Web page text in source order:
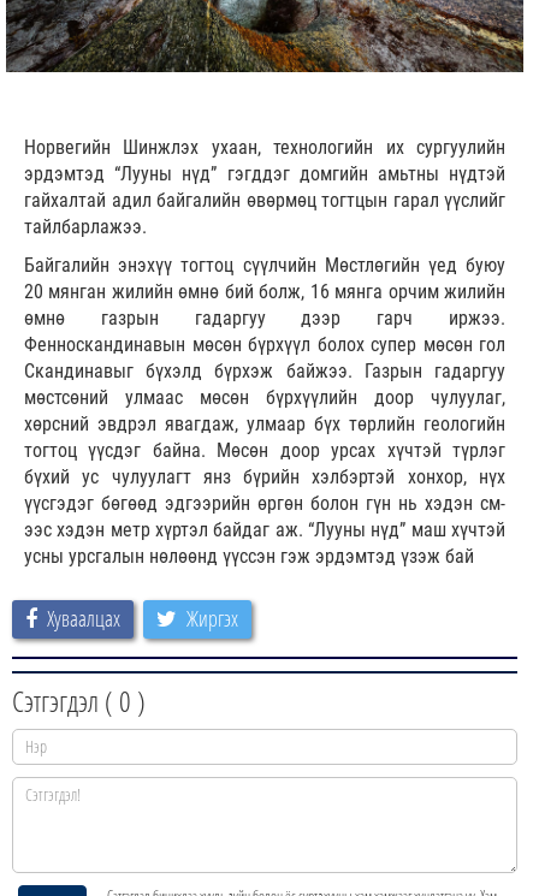
Норвегийн Шинжлэх ухаан, технологийн их сургуулийн
эрдэмтэд “Лууны нүд” гэгддэг домгийн амьтны нүдтэй
гайхалтай адил байгалийн өвөрмөц тогтцын гарал үүслийг
тайлбарлажээ.
Байгалийн энэхүү тогтоц сүүлчийн Мөстлөгийн үед буюу
20 мянган жилийн өмнө бий болж, 16 мянга орчим жилийн
өмнө газрын гадаргуу дээр гарч иржээ.
Фенноскандинавын мөсөн бүрхүүл болох супер мөсөн гол
Скандинавыг бүхэлд бүрхэж байжээ. Газрын гадаргуу
мөстсөний улмаас мөсөн бүрхүүлийн доор чулуулаг,
хөрсний эвдрэл явагдаж, улмаар бүх төрлийн геологийн
тогтоц үүсдэг байна. Мөсөн доор урсах хүчтэй түрлэг
бүхий ус чулуулагт янз бүрийн хэлбэртэй хонхор, нүх
үүсгэдэг бөгөөд эдгээрийн өргөн болон гүн нь хэдэн см-
ээс хэдэн метр хүртэл байдаг аж. “Лууны нүд” маш хүчтэй
усны урсгалын нөлөөнд үүссэн гэж эрдэмтэд үзэж бай
Хуваалцах Жиргэх
Сэтгэгдэл ( 0 )